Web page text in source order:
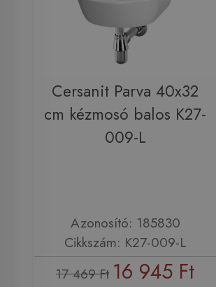
Cersanit Parva 40x32
cm kézmosó balos K27-
009-L
Azonosító: 185830
Cikkszám: K27-009-L
17 469 Ft 16 945 Ft